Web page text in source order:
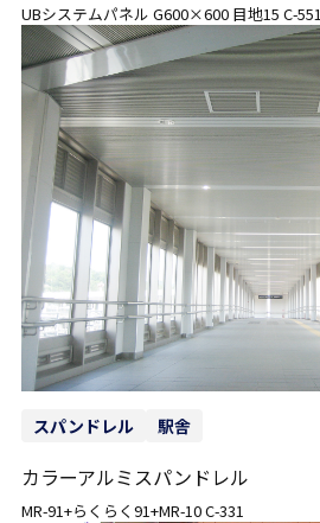
UBシステムパネル G600×600 目地15 C-551
スパンドレル 駅舎
カラーアルミスパンドレル
MR-91+らくらく91+MR-10 C-331